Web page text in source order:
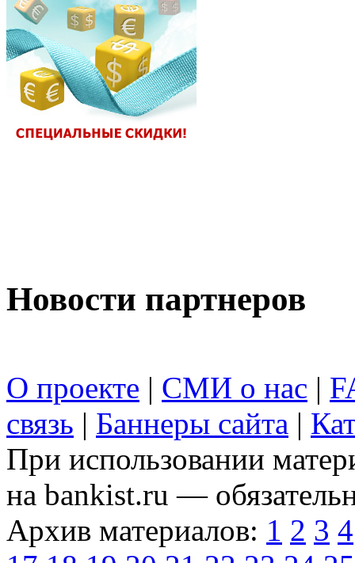
Новости партнеров
О проекте | СМИ о нас |
связь | Баннеры сайта |
При использовании
на bankist.ru —
Архив материалов: 1 2 3 4